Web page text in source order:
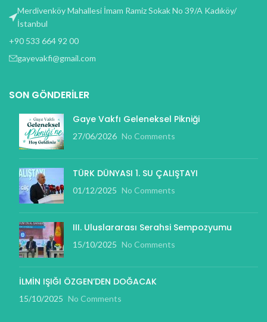
Merdivenköy Mahallesi İmam Ramiz Sokak No 39/A Kadıköy/
İstanbul
+90 533 664 92 00
gayevakfi@gmail.com
SON GÖNDERILER
Gaye Vakfı Geleneksel Pikniği
27/06/2026 No Comments
TÜRK DÜNYASI 1. SU ÇALIŞTAYI
01/12/2025 No Comments
III. Uluslararası Serahsi Sempozyumu
15/10/2025 No Comments
İLMİN IŞIĞI ÖZGEN’DEN DOĞACAK
15/10/2025 No Comments